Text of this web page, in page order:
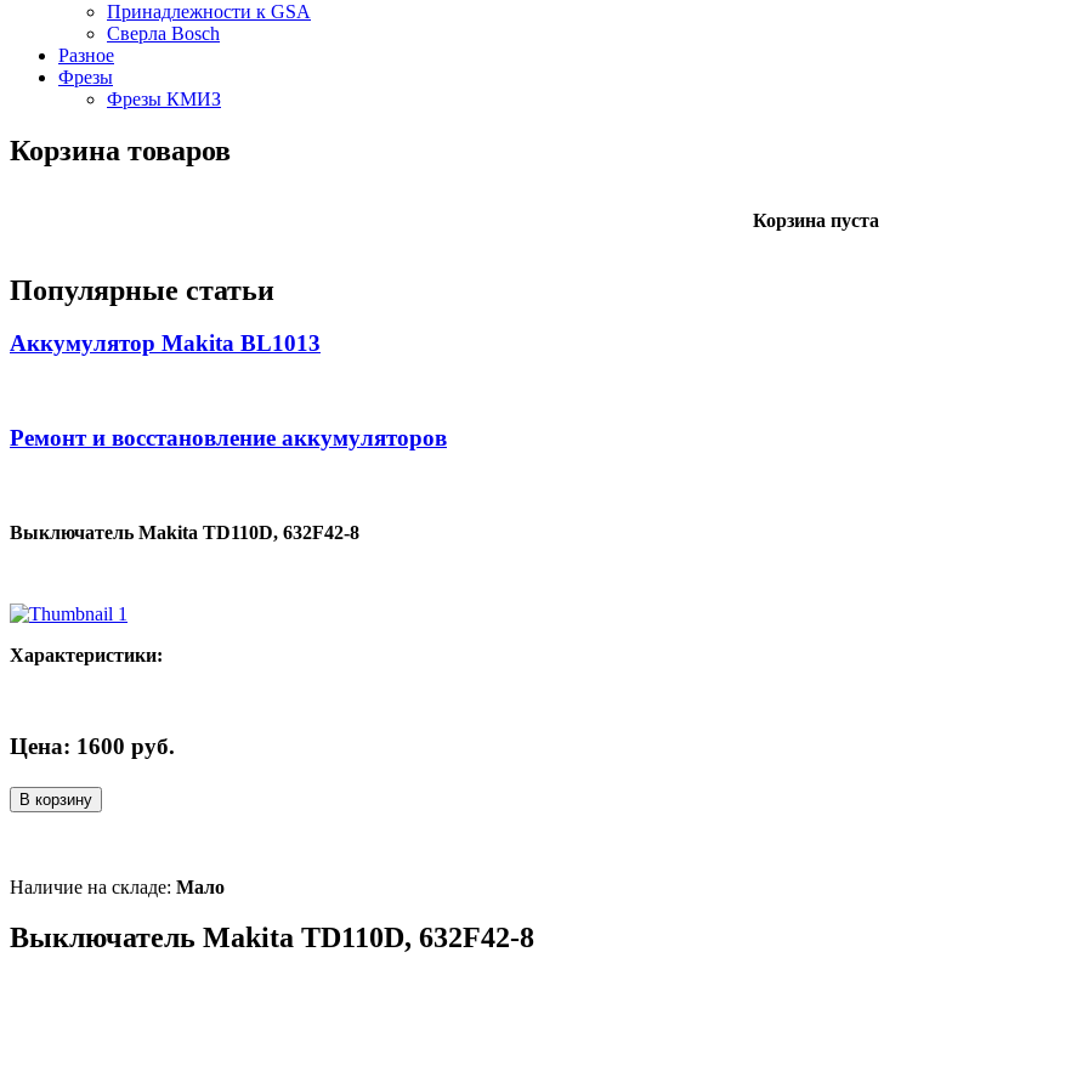
Принадлежности к GSA
Сверла Bosch
Разное
Фрезы
Фрезы КМИЗ
Корзина товаров
Корзина пуста
Популярные статьи
Аккумулятор Makita BL1013
Ремонт и восстановление аккумуляторов
Выключатель Makita TD110D, 632F42-8
Характеристики:
Цена: 1600 руб.
В корзину
Наличие на складе: Мало
Выключатель Makita TD110D, 632F42-8